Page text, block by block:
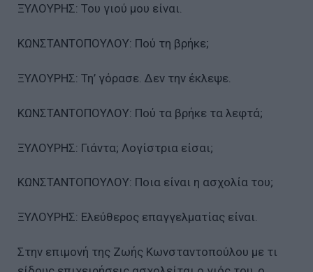
ΞΥΛΟΥΡΗΣ: Του γιού μου είναι.
ΚΩΝΣΤΑΝΤΟΠΟΥΛΟΥ: Πού τη βρήκε;
ΞΥΛΟΥΡΗΣ: Τη’ γόρασε. Δεν την έκλεψε.
ΚΩΝΣΤΑΝΤΟΠΟΥΛΟΥ: Πού τα βρήκε τα λεφτά;
ΞΥΛΟΥΡΗΣ: Γιάντα; Λογίστρια είσαι;
ΚΩΝΣΤΑΝΤΟΠΟΥΛΟΥ: Ποια είναι η ασχολία του;
ΞΥΛΟΥΡΗΣ: Ελεύθερος επαγγελματίας είναι.
Στην επιμονή της Ζωής Κωνσταντοπούλου με τι